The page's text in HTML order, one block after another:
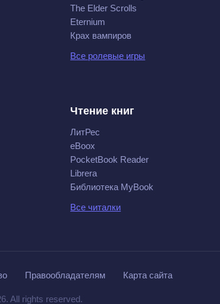
The Elder Scrolls
Eternium
Крах вампиров
Все ролевые игры
Чтение книг
ЛитРес
eBoox
PocketBook Reader
Librera
Библиотека MyBook
Все читалки
Правообладателям Карта сайта
All rights reserved.